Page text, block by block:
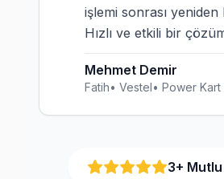
işlemi sonrası
Hızlı ve etkili bir
Mehmet Demir
Fatih• Vestel• Power Kart
3+